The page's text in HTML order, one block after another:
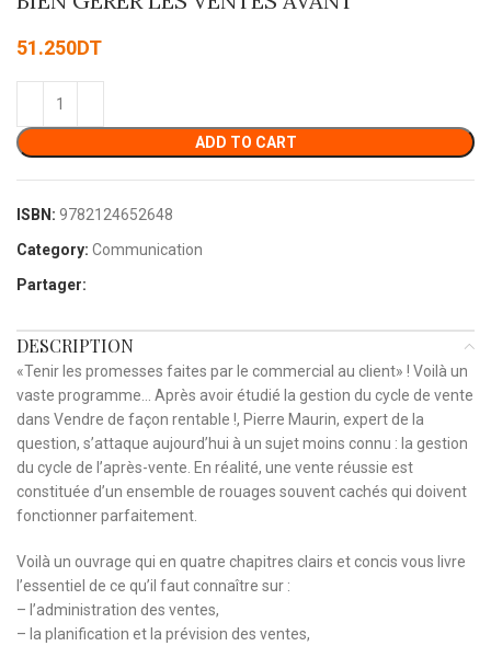
51.250DT
ADD TO CART
ISBN: 9782124652648
Category: Communication
Partager:
DESCRIPTION
«Tenir les promesses faites par le commercial au client» ! Voilà un
vaste programme… Après avoir étudié la gestion du cycle de vente
dans Vendre de façon rentable !, Pierre Maurin, expert de la
question, s’attaque aujourd’hui à un sujet moins connu : la gestion
du cycle de l’après-vente. En réalité, une vente réussie est
constituée d’un ensemble de rouages souvent cachés qui doivent
fonctionner parfaitement.
Voilà un ouvrage qui en quatre chapitres clairs et concis vous livre
l’essentiel de ce qu’il faut connaître sur :
– l’administration des ventes,
– la planification et la prévision des ventes,